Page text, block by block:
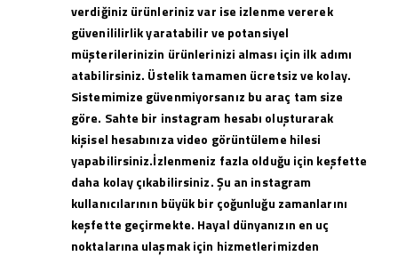
verdiğiniz ürünleriniz var ise izlenme vererek
güvenililirlik yaratabilir ve potansiyel
müşterilerinizin ürünlerinizi alması için ilk adımı
atabilirsiniz. Üstelik tamamen ücretsiz ve kolay.
Sistemimize güvenmiyorsanız bu araç tam size
göre. Sahte bir instagram hesabı oluşturarak
kişisel hesabınıza video görüntüleme hilesi
yapabilirsiniz.İzlenmeniz fazla olduğu için keşfette
daha kolay çıkabilirsiniz. Şu an instagram
kullanıcılarının büyük bir çoğunluğu zamanlarını
keşfette geçirmekte. Hayal dünyanızın en uç
noktalarına ulaşmak için hizmetlerimizden